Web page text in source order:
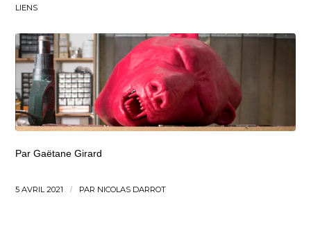
LIENS
Par Gaëtane Girard
5 AVRIL 2021 / PAR NICOLAS DARROT